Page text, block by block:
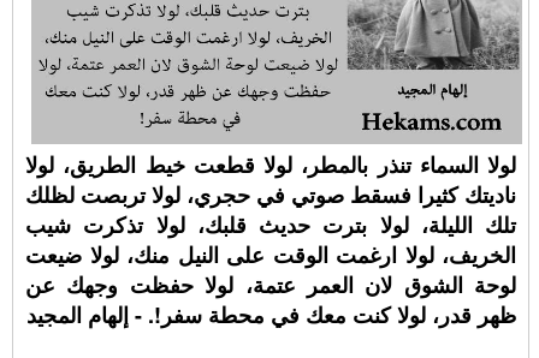
لولا السماء تنذر بالمطر، لولا قطعت خيط الطريق، لولا
ناديتك كثيرا فسقط صوتي في حجري، لولا تربصت لظلك
تلك الليلة، لولا بترت حديث قلبك، لولا تذكرت شيب
الخريف، لولا ارغمت الوقت على النيل منك، لولا ضيعت
لوحة الشوق لان العمر عتمة، لولا حفظت وجهك عن
ظهر قدر، لولا كنت معك في محطة سفر!. - إلهام المجيد